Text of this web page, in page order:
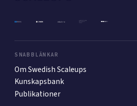
Ansök till Swedish
Så finansieras Swedish
SNABBLÄNKAR
Om Swedish Scaleups
Kunskapsbank
Publikationer